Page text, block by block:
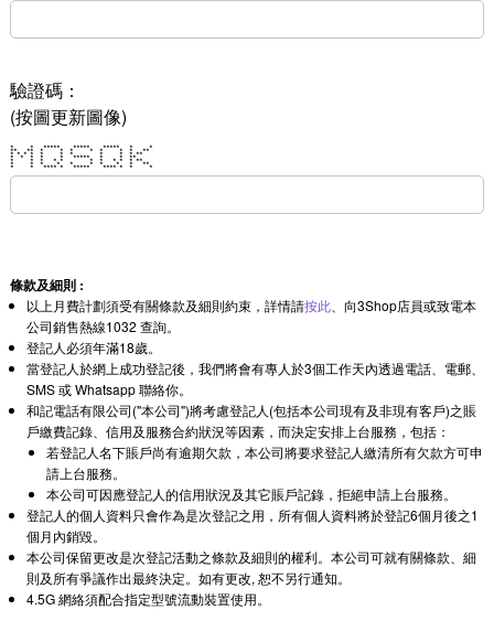
驗證碼：
(按圖更新圖像)
* * ***** ***** ***** * *
** ** * * * * * * * **
* * * * * * * * * * **
* * * * * ***** * * **
* * * * * * * * * * **
* * * * * * * * * **
* * **** * ***** **** * * *
條款及細則 :
以上月費計劃須受有關條款及細則約束，詳情請按此 、向3Shop店員或致電本
公司銷售熱線1032 查詢。
登記人必須年滿18歲。
當登記人於網上成功登記後，我們將會有專人於3個工作天內透過電話、電郵、
SMS 或 Whatsapp 聯絡你。
和記電話有限公司("本公司")將考慮登記人(包括本公司現有及非現有客戶)之賬
戶繳費記錄、信用及服務合約狀況等因素，而決定安排上台服務，包括：
若登記人名下賬戶尚有逾期欠款，本公司將要求登記人繳清所有欠款方可申
請上台服務。
本公司可因應登記人的信用狀況及其它賬戶記錄，拒絕申請上台服務。
登記人的個人資料只會作為是次登記之用，所有個人資料將於登記6個月後之1
個月內銷毀。
本公司保留更改是次登記活動之條款及細則的權利。本公司可就有關條款、細
則及所有爭議作出最終決定。如有更改, 恕不另行通知。
4.5G 網絡須配合指定型號流動裝置使用。